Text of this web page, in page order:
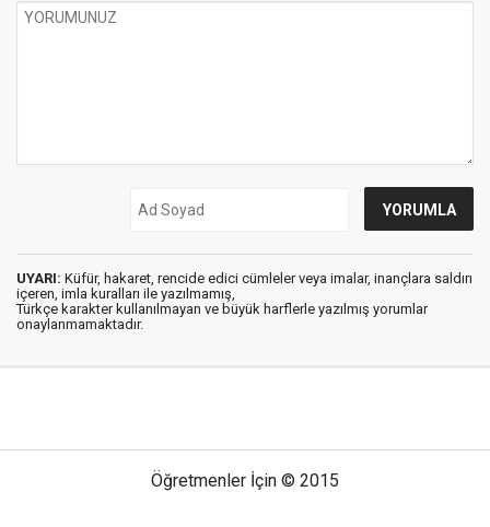
UYARI: Küfür, hakaret, rencide edici cümleler veya imalar, inançlara saldırı
içeren, imla kuralları ile yazılmamış,
Türkçe karakter kullanılmayan ve büyük harflerle yazılmış yorumlar
onaylanmamaktadır.
Öğretmenler İçin © 2015